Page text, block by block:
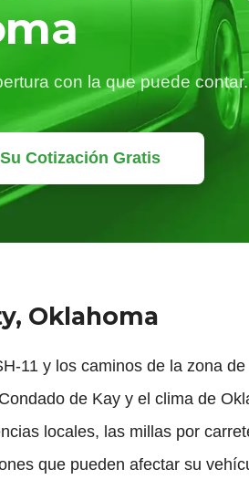
con la que puede contar.
Cotización Gratis
Oklahoma
11 y los caminos de la zona
de Kay y el clima de
locales, las millas por
que pueden afectar su